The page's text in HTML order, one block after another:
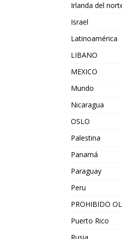
Irlanda del
Israel
Latinoamérica
LIBANO
MEXICO
Mundo
Nicaragua
OSLO
Palestina
Panamá
Paraguay
Peru
PROHIBIDO
Puerto Rico